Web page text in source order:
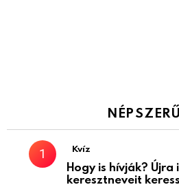
Kvíz
Hogy is hívják?
keresztneveit